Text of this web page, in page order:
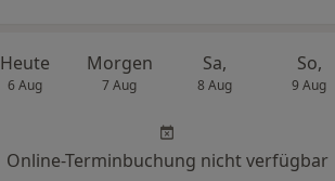
Heute
6 Aug
Morgen
7 Aug
Sa,
8 Aug
So,
9 Aug
Online-Terminbuchung nicht verfügbar